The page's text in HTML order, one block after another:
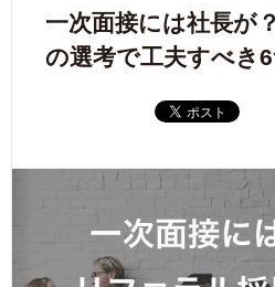
一次面接には社長が
の選考で工夫すべき